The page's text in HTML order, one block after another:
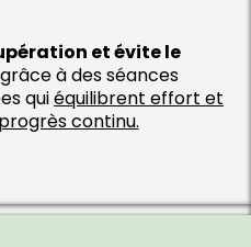
et évite le
grâce à des séances
quiéquilibrent effort et
continu.